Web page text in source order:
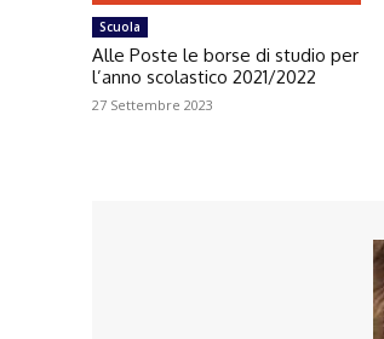
Scuola
Alle Poste le borse di studio per
l’anno scolastico 2021/2022
27 Settembre 2023